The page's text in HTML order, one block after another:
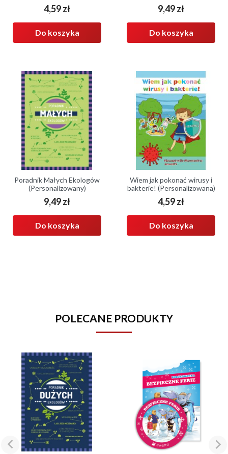
Cena
4,59 zł
Do koszyka
Cena
9,49 zł
Do koszyka
Poradnik Małych Ekologów
(Personalizowany)
Cena
9,49 zł
Do koszyka
Wiem jak pokonać wirusy i
bakterie! (Personalizowana)
Cena
4,59 zł
Do koszyka
POLECANE PRODUKTY
 